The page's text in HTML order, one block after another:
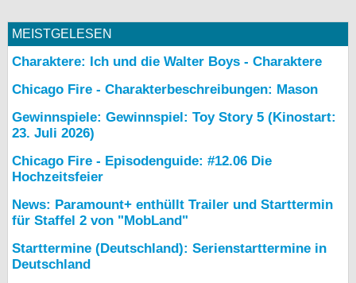
MEISTGELESEN
Charaktere: Ich und die Walter Boys - Charaktere
Chicago Fire - Charakterbeschreibungen: Mason
Gewinnspiele: Gewinnspiel: Toy Story 5 (Kinostart:
23. Juli 2026)
Chicago Fire - Episodenguide: #12.06 Die
Hochzeitsfeier
News: Paramount+ enthüllt Trailer und Starttermin
für Staffel 2 von "MobLand"
Starttermine (Deutschland): Serienstarttermine in
Deutschland